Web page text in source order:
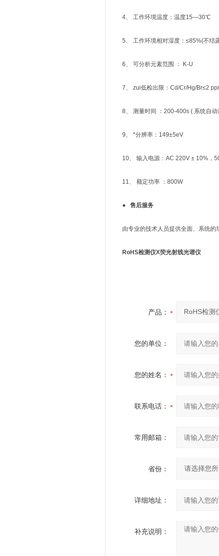
4、 工作环境温度：温度15—30℃
5、 工作环境相对湿度：≤85%(不结
6、 可分析元素范围 ： K-U
7、 zui低检出限：Cd/Cr/Hg/Br≤2
8、 测量时间 ：200-400s ( 系统自动
9、 *分辨率：149±5eV
10、 输入电源：AC 220V ± 10%，
11、 额定功率 ：800W
● 售后服务
由专业的技术人员提供全面、系统的
RoHS检测仪X荧光射线光谱仪
产品：
您的单位：
您的姓名：
联系电话：
常用邮箱：
省份：
详细地址：
补充说明：